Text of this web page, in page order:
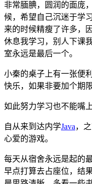
非常腼腆，圆润的面庞
候，希望自己沉迷于学
来的时候精瘦了许多，
休息我学习，别人下课
室永远是最后一个。
小秦的桌子上有一张便
快乐，如果非要加个期
如此努力学习也不能嘴
自从来到达内学Java，
心爱的游戏。
每天从宿舍永远是起的
早点打算去占座位，结